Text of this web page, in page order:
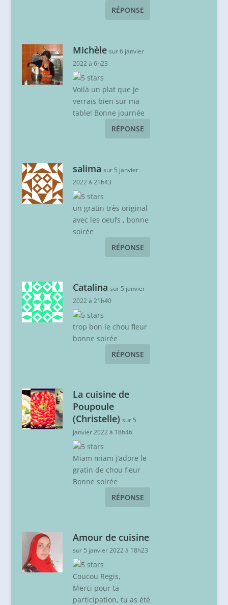
RÉPONSE
Michèle sur 6 janvier
2022 à 6h23
Voilà un plat que je
verrais bien sur ma
table! Bonne journée
RÉPONSE
salima sur 5 janvier
2022 à 21h43
un gratin très original
avec les oeufs , bonne
soirée
RÉPONSE
Catalina sur 5 janvier
2022 à 21h40
trop bon le chou fleur
bonne soirée
RÉPONSE
La cuisine de
Poupoule
(Christelle) sur 5
janvier 2022 à 18h46
Miam miam j’adore le
gratin de chou fleur
Bonne soirée
RÉPONSE
Amour de cuisine
sur 5 janvier 2022 à 18h23
Coucou Regis,
Merci pour ta
participation, tu as été